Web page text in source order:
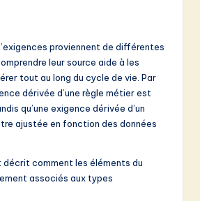
proviennent de différentes
leur source aide à les
tout au long du cycle de vie. Par
dérivée d’une règle métier est
qu’une exigence dérivée d’un
ajustée en fonction des données
décrit comment les éléments du
associés aux types